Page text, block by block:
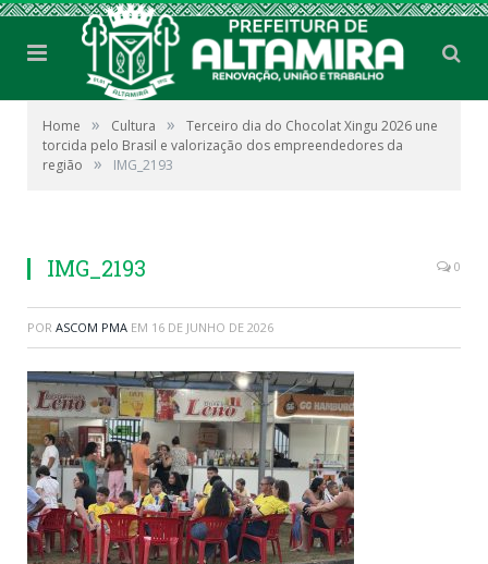
Home » Cultura »
Terceiro dia do Chocolat Xingu 2026 une
torcida pelo Brasil e valorização dos empreendedores da
região
» IMG_2193
IMG_2193 0
POR ASCOM PMA EM 16 DE JUNHO DE 2026